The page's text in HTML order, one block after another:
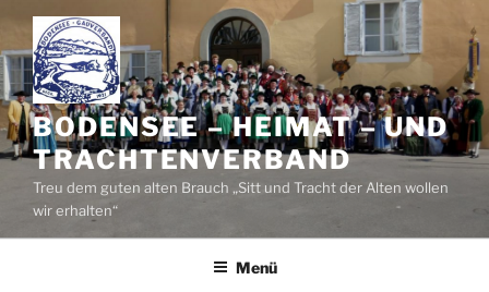
Zum
Inhalt
springen
BODENSEE – HEIMAT – UND
TRACHTENVERBAND
Treu dem guten alten Brauch „Sitt und Tracht der Alten wollen
wir erhalten“
Menü